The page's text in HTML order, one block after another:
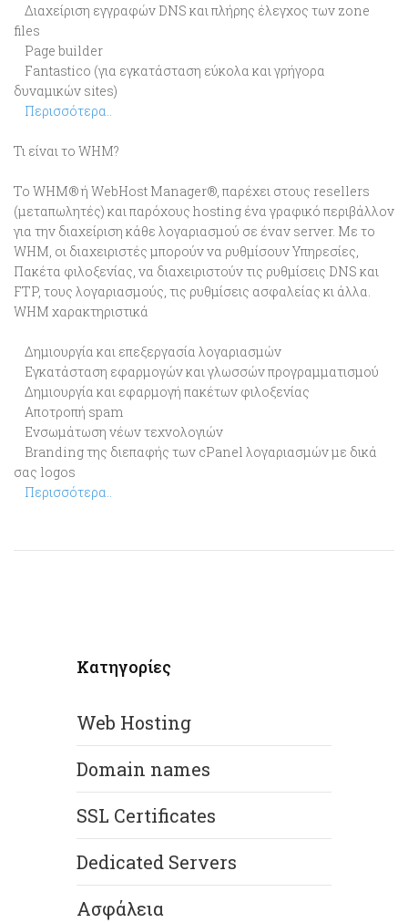
Διαχείριση εγγραφών DNS και πλήρης έλεγχος των zone
files
Page builder
Fantastico (για εγκατάσταση εύκολα και γρήγορα
δυναμικών sites)
Περισσότερα..
Τι είναι το WHM?
Το WHM® ή WebHost Manager®, παρέχει στους resellers
(μεταπωλητές) και παρόχους hosting ένα γραφικό περιβάλλον
για την διαχείριση κάθε λογαριασμού σε έναν server. Με το
WHM, οι διαχειριστές μπορούν να ρυθμίσουν Υπηρεσίες,
Πακέτα φιλοξενίας, να διαχειριστούν τις ρυθμίσεις DNS και
FTP, τους λογαριασμούς, τις ρυθμίσεις ασφαλείας κι άλλα.
WHM χαρακτηριστικά
Δημιουργία και επεξεργασία λογαριασμών
Εγκατάσταση εφαρμογών και γλωσσών προγραμματισμού
Δημιουργία και εφαρμογή πακέτων φιλοξενίας
Αποτροπή spam
Ενσωμάτωση νέων τεχνολογιών
Branding της διεπαφής των cPanel λογαριασμών με δικά
σας logos
Περισσότερα..
Κατηγορίες
Web Hosting
Domain names
SSL Certificates
Dedicated Servers
Ασφάλεια